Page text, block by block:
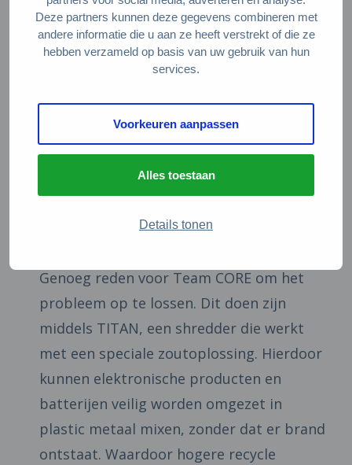
Deze partners kunnen deze gegevens combineren met
andere informatie die u aan ze heeft verstrekt of die ze
hebben verzameld op basis van uw gebruik van hun
services.
Voorkeuren aanpassen
Alles toestaan
Details tonen
te stemmen en zo te beslissen over de
publieksprijs.
In de recycling industrie komen veel
batterijbranden voor. Zoveel zelfs dat het
de nummer 1 oorzaak is van branden in
de metaalrecycling en de nummer 3
Genoeg reden voor Team CORE om het
probleem op te lossen. Dit doen zijn
middels TITAN, een shredder die werkt
met een speciale zoutoplossing. Hierdoor
kunnen elektronische producten en
batterijen veilig worden omgezet in
plastic metaal mixen, zonder dat er brand
ontstaat. Waardoor hogere recycle